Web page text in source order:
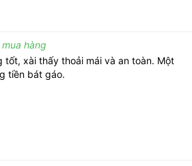
hàng
tốt, xài thấy thoải mái và an toàn. Một
tiền bát gáo.